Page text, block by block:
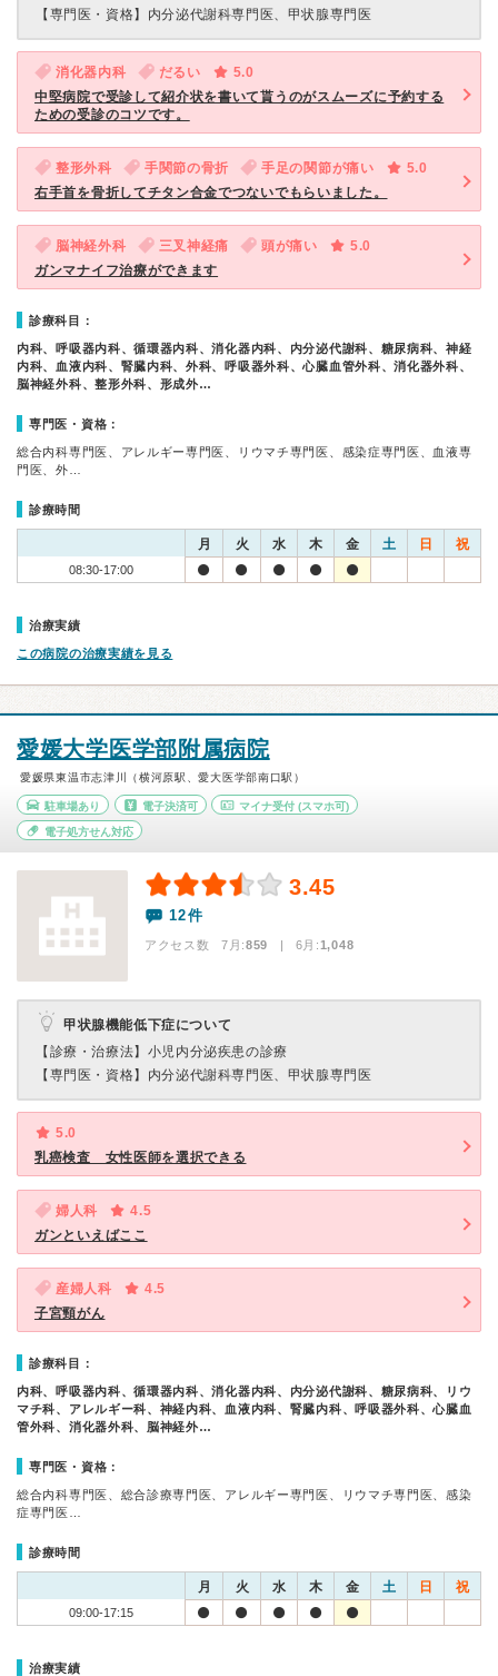
【専門医・資格】 内分泌代謝科専門医、甲状腺専門医
消化器内科 だるい
5.0
中堅病院で受診して紹介状を書いて貰うのがスムーズに予約する
ための受診のコツです。
整形外科 手関節の骨折 手足の関節が痛い
5.0
右手首を骨折してチタン合金でつないでもらいました。
脳神経外科 三叉神経痛 頭が痛い
5.0
ガンマナイフ治療ができます
診療科目：
内科、呼吸器内科、循環器内科、消化器内科、内分泌代謝科、糖尿病科、神経
内科、血液内科、腎臓内科、外科、呼吸器外科、心臓血管外科、消化器外科、
脳神経外科、整形外科、形成外…
専門医・資格：
総合内科専門医、アレルギー専門医、リウマチ専門医、感染症専門医、血液専
門医、外…
診療時間
月 火 水 木 金 土 日 祝
08:30-17:00
治療実績
この病院の治療実績を見る
愛媛大学医学部附属病院
愛媛県東温市志津川（横河原駅、愛大医学部南口駅）
駐車場あり 電子決済可 マイナ受付 (スマホ可)
電子処方せん対応
3.45
12件
アクセス数 7月:859 | 6月:1,048
甲状腺機能低下症について
【診療・治療法】 小児内分泌疾患の診療
【専門医・資格】 内分泌代謝科専門医、甲状腺専門医
5.0
乳癌検査 女性医師を選択できる
婦人科
4.5
ガンといえばここ
産婦人科
4.5
子宮頸がん
診療科目：
内科、呼吸器内科、循環器内科、消化器内科、内分泌代謝科、糖尿病科、リウ
マチ科、アレルギー科、神経内科、血液内科、腎臓内科、呼吸器外科、心臓血
管外科、消化器外科、脳神経外…
専門医・資格：
総合内科専門医、総合診療専門医、アレルギー専門医、リウマチ専門医、感染
症専門医…
診療時間
月 火 水 木 金 土 日 祝
09:00-17:15
治療実績